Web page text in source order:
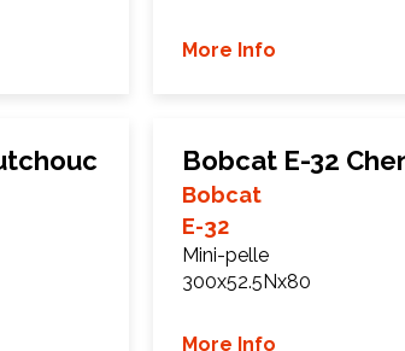
More Info
Bobcat E-32
Bobcat
E-32
Mini-pelle
300x52.5Nx80
More Info